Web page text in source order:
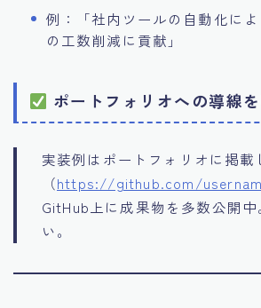
例：「社内ツールの自動化に
の工数削減に貢献」
ポートフォリオへの導線
実装例はポートフォリオに掲載
（https://github.com/
GitHub上に成果物を多数公開
い。